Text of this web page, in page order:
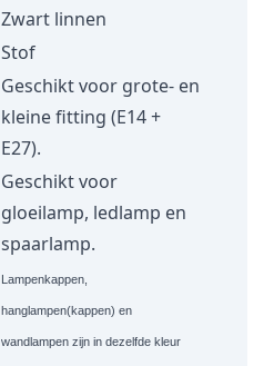
Zwart linnen
Stof
Geschikt voor grote- en
kleine fitting (E14 +
E27).
Geschikt voor
gloeilamp, ledlamp en
spaarlamp.
Lampenkappen,
hanglampen(kappen) en
wandlampen zijn in dezelfde kleur